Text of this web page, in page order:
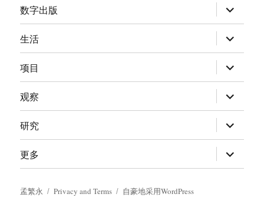
数字出版 展
开
子
菜
单
生活 展
开
子
菜
单
项目 展
开
子
菜
单
观察 展
开
子
菜
单
研究 展
开
子
菜
单
更多 展
开
子
孟繁永 Privacy and Terms 自豪地采用WordPress